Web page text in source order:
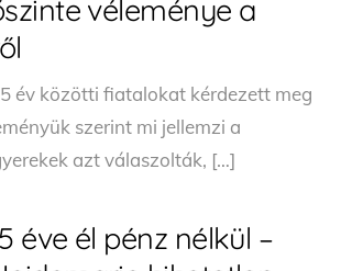
véleménye a
év közötti fiatalokat kérdezett meg
szerint mi jellemzi a
azt válaszolták, […]
éve él pénz nélkül –